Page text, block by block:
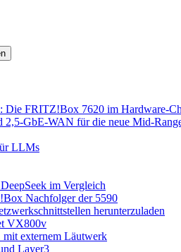
Die FRITZ!Box 7620 im Hardware-
GbE-WAN für die neue Mid-
LLMs
im Vergleich
Nachfolger der 5590
herunterzuladen
VX800v
externem Läutwerk
Layer3